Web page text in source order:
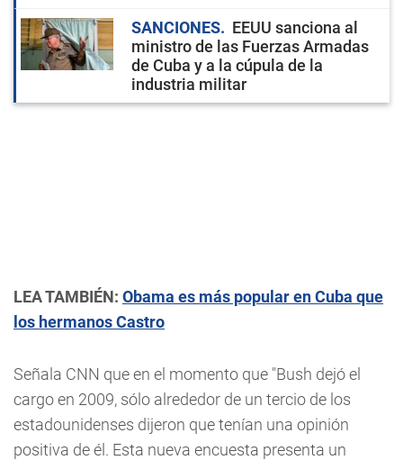
SANCIONES
EEUU sanciona al
ministro de las Fuerzas Armadas
de Cuba y a la cúpula de la
industria militar
LEA TAMBIÉN: Obama es más popular en Cuba que
los hermanos Castro
Señala CNN que en el momento que "Bush dejó el
cargo en 2009, sólo alrededor de un tercio de los
estadounidenses dijeron que tenían una opinión
positiva de él. Esta nueva encuesta presenta un